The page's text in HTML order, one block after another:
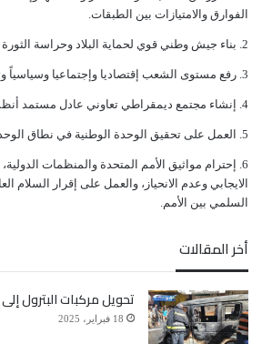
بينها انتهاكات لحقوق الإنسان بحق
محاولات تسلل
الأركان، و271 قصف منازل
وحفر 126 خندقاً ونفقاً، بينما
في استحداث مواقع جديدة
والتجنيد الإجباري، وهي خروقات لما
ﺍﻟﻔﻮﺍﺭﻕ ﻭﺍﻻﻣﺘﻴﺎﺯﺍﺕ ﺑﻴﻦ ﺍﻟﻄﺒﻘﺎﺕ.
ﺑﻨﺎﺀ ﺟﻴﺶ ﻭﻃﻨﻲ ﻗﻮﻱ ﻟﺤﻤﺎﻳﺔ ﺍﻟﺒﻼﺩ ﻭﺣﺮﺍﺳﺔ ﺍﻟﺜﻮﺭﺓ
ﺭﻓﻊ ﻣﺴﺘﻮﻯ ﺍﻟﺸﻌﺐ ﺇﻗﺘﺼﺎﺩﻳﺎ ﻭﺇﺟﺘﻤﺎﻋﻴﺎ ﻭﺳﻴﺎﺳﻴﺎً
ﺇﻧﺸﺎﺀ ﻣﺠﺘﻤﻊ ﺩﻳﻤﻘﺮﺍﻃﻲ ﺗﻌﺎﻭﻧﻲ ﻋﺎﺩﻝ ﻣﺴﺘﻤﺪ
ﺍﻟﻌﻤﻞ ﻋﻠﻰ ﺗﺤﻘﻴﻖ ﺍﻟﻮﺣﺪﺓ ﺍﻟﻮﻃﻨﻴﺔ ﻓﻲ ﻧﻄﺎﻕ
ﺇﺣﺘﺮﺍﻡ ﻣﻮﺍﺛﻴﻖ الأﻣﻢ ﺍﻟﻤﺘﺤﺪﺓ ﻭﺍﻟﻤﻨﻈﻤﺎﺕ
ﺍﻻﻳﺠﺎﺑﻲ ﻭﻋﺪﻡ ﺍﻻﻧﺤﻴﺎﺯ، ﻭﺍﻟﻌﻤﻞ ﻋﻠﻰ ﺇﻗﺮﺍﺭ ﺍﻟﺴﻼﻡ
ﺍﻟﺴﻠﻤﻲ ﺑﻴﻦ ﺍﻷﻣﻢ.
أخر المقالات
تحويل مركبات البترول إلى
18 فبراير، 2025